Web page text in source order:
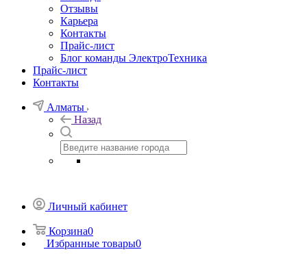
Отзывы
Карьера
Контакты
Прайс-лист
Блог команды ЭлектроТехника
Прайс-лист
Контакты
Алматы
Назад
Личный кабинет
Корзина0
Избранные товары0